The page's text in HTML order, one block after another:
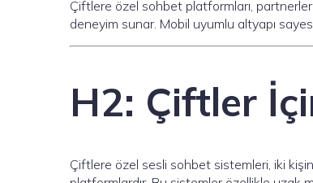
Çiftlere özel sohbet platformları,
deneyim sunar. Mobil uyumlu altyapı
H2: Çiftler
Çiftlere özel sesli sohbet sistemleri, iki